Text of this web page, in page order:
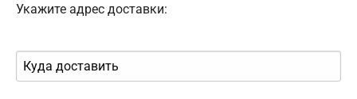
Укажите адрес доставки: